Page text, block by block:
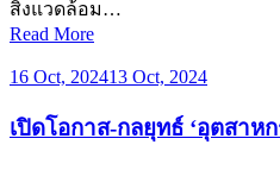
สิ่งแวดล้อม…
Read More
16 Oct, 202413 Oct, 2024
เปิดโอกาส-กลยุทธ์ ‘อุตสาห